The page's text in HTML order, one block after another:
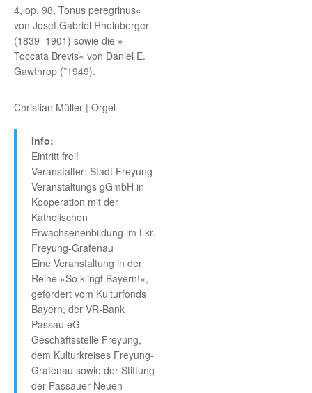
4, op. 98, Tonus peregrinus«
von Josef Gabriel Rheinberger
(1839–1901) sowie die »
Toccata Brevis« von Daniel E.
Gawthrop (*1949).
Christian Müller | Orgel
Info:
Eintritt frei!
Veranstalter: Stadt Freyung
Veranstaltungs gGmbH in
Kooperation mit der
Katholischen
Erwachsenenbildung im Lkr.
Freyung-Grafenau
Eine Veranstaltung in der
Reihe »So klingt Bayern!«,
gefördert vom Kulturfonds
Bayern, der VR-Bank
Passau eG –
Geschäftsstelle Freyung,
dem Kulturkreises Freyung-
Grafenau sowie der Stiftung
der Passauer Neuen